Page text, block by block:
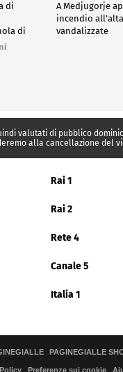
di
di
A Medjugorje
incendio
vandalizzate
valutati di pubblico
alla cancellazione del
Rai 1
Rai 2
Rete 4
Canale 5
Italia 1
PAGINEGIALLE
Preferenze sui cookie